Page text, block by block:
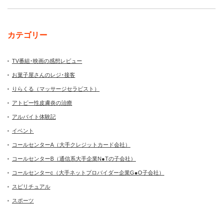
カテゴリー
TV番組･映画の感想レビュー
お菓子屋さんのレジ･接客
りらくる（マッサージセラピスト）
アトピー性皮膚炎の治療
アルバイト体験記
イベント
コールセンターA（大手クレジットカード会社）
コールセンターB（通信系大手企業N●Tの子会社）
コールセンターc（大手ネットプロバイダー企業G●O子会社）
スピリチュアル
スポーツ